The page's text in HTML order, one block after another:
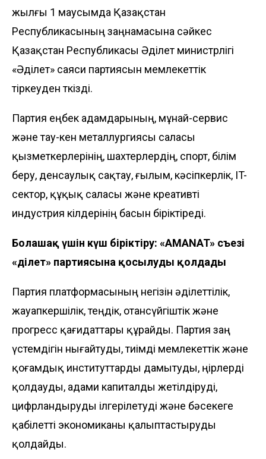
жылғы 1 маусымда Қазақстан
Республикасының заңнамасына сәйкес
Қазақстан Республикасы Әділет министрлігі
«Әділет» саяси партиясын мемлекеттік
тіркеуден өткізді.
Партия еңбек адамдарының, мұнай-сервис
және тау-кен металлургиясы саласы
қызметкерлерінің, шахтерлердің, спорт, білім
беру, денсаулық сақтау, ғылым, кәсіпкерлік, IT-
сектор, құқық саласы және креативті
индустрия өкілдерінің басын біріктіреді.
Болашақ үшін күш біріктіру: «AMANAT» съезі
«Әділет» партиясына қосылуды қолдады
Партия платформасының негізін әділеттілік,
жауапкершілік, теңдік, отансүйгіштік және
прогресс қағидаттары құрайды. Партия заң
үстемдігін нығайтуды, тиімді мемлекеттік және
қоғамдық институттарды дамытуды, өңірлерді
қолдауды, адами капиталды жетілдіруді,
цифрландыруды ілгерілетуді және бәсекеге
қабілетті экономиканы қалыптастыруды
қолдайды.